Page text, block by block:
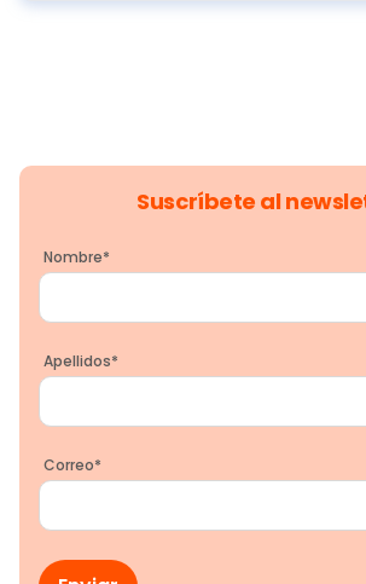
Suscríbete al
Nombre*
Apellidos*
Correo*